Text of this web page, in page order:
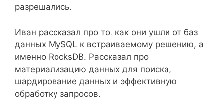
разрешались.
Иван рассказал про то, как они ушли от баз
данных MySQL к встраиваемому решению, а
именно RocksDB. Рассказал про
материализацию данных для поиска,
шардирование данных и эффективную
обработку запросов.